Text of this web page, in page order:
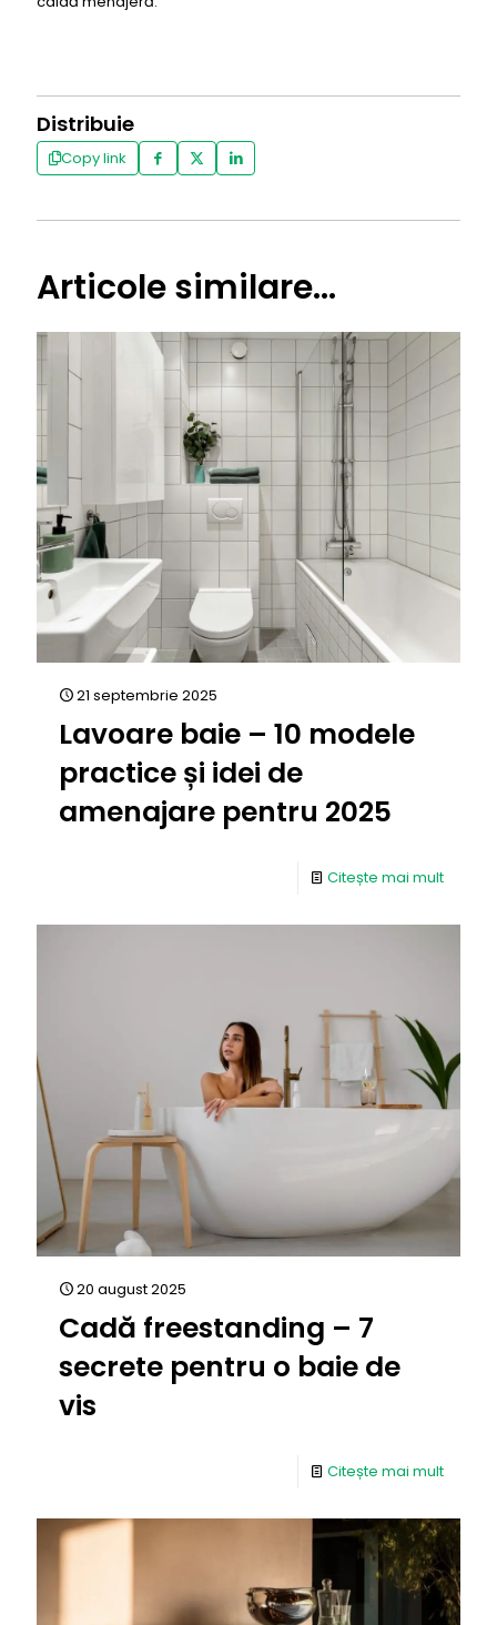
Distribuie
Copy link
Articole similare...
21 septembrie 2025
Lavoare baie – 10 modele
practice și idei de
amenajare pentru 2025
Citește mai mult
20 august 2025
Cadă freestanding – 7
secrete pentru o baie de
vis
Citește mai mult